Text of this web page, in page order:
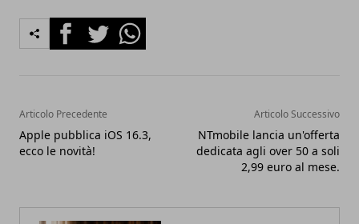
FacebookTwitterWhatsapp
Articolo Precedente
Apple pubblica iOS 16.3,
ecco le novità!
Articolo Successivo
NTmobile lancia un'offerta
dedicata agli over 50 a soli
2,99 euro al mese.